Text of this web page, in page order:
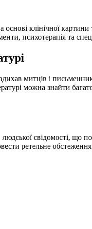
основі клінічної
психотерапія та
митців і
можна знайти
свідомості, що
ретельне